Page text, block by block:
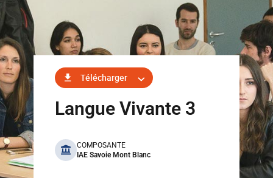
Télécharger
Langue Vivante 3
benefits
COMPOSANTE
IAE Savoie Mont Blanc